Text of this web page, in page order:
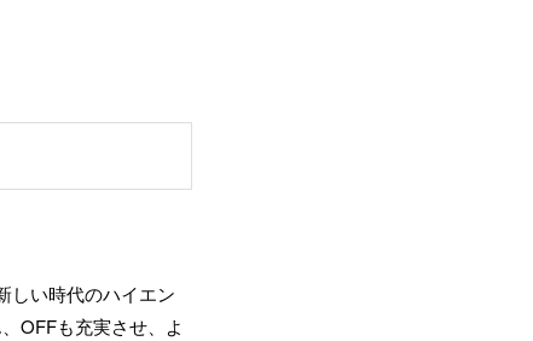
しい時代のハイエン
OFFも充実させ、よ